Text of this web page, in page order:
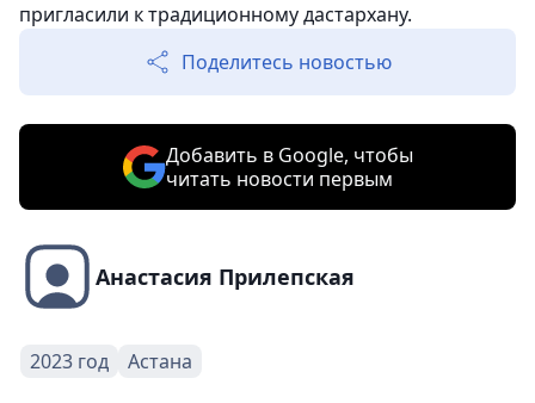
пригласили к традиционному дастархану.
Поделитесь новостью
Добавить в Google, чтобы
читать новости первым
Анастасия Прилепская
2023 год Астана